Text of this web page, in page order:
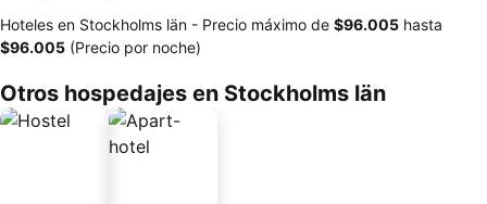
Hoteles en Stockholms län - Precio máximo de ‎$96.005 hasta
‎$96.005 (Precio por noche)
Otros hospedajes en Stockholms län